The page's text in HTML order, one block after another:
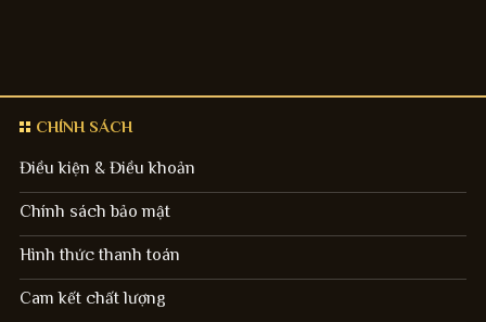
CHÍNH SÁCH
Điều kiện & Điều khoản
Chính sách bảo mật
Hình thức thanh toán
Cam kết chất lượng